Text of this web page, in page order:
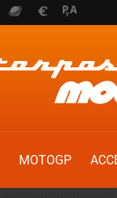
MOTOGP